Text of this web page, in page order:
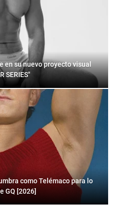
en su nuevo proyecto visual
SERIES"
como Telémaco para lo
GQ [2026]